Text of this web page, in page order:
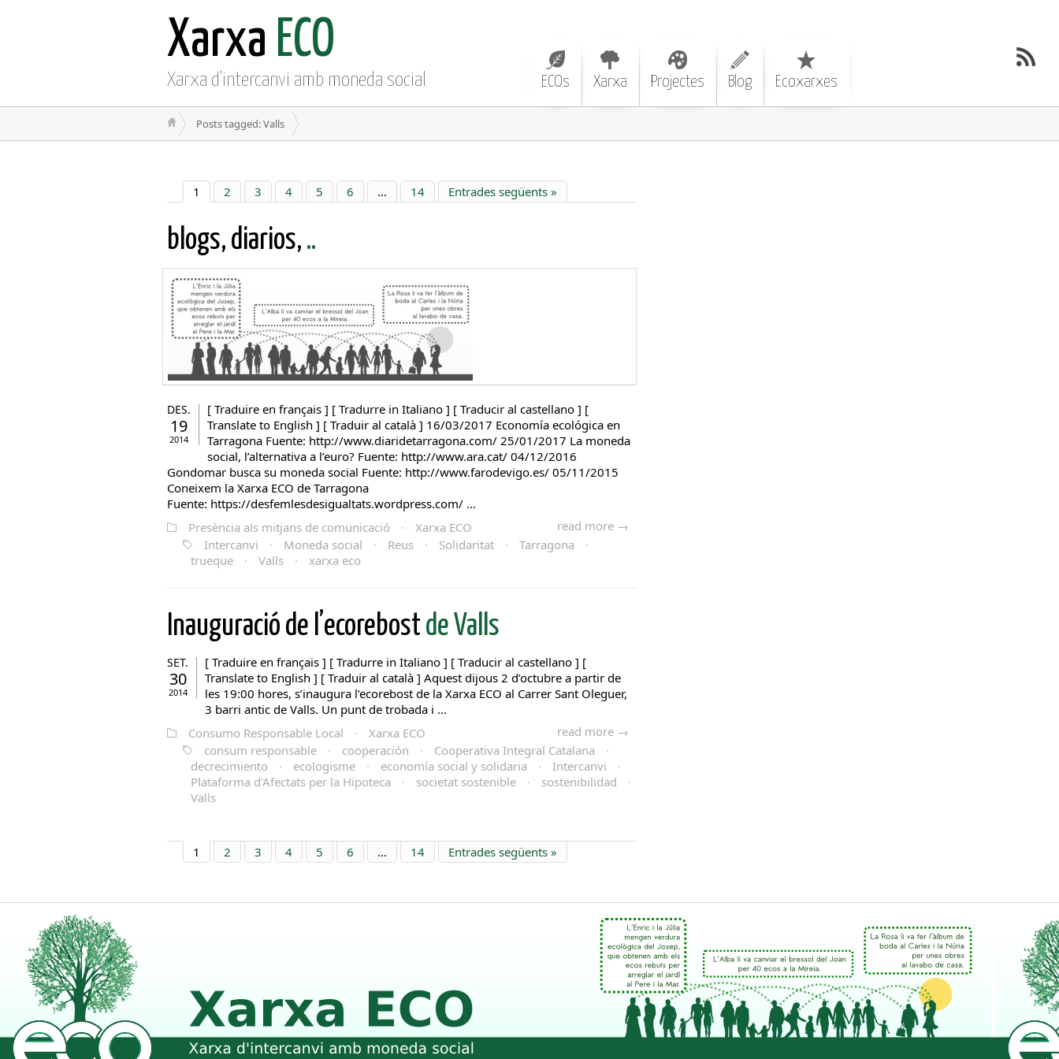
Xarxa ECO
Xarxa d'intercanvi amb moneda social ECOs Xarxa Projectes Blog Ecoxarxes
Posts tagged: Valls
1 2 3 4 5 6 … 14 Entrades següents »
blogs, diarios, ..
DES.
19
2014
[ Traduire en français ] [ Tradurre in Italiano ] [ Traducir al castellano ] [
Translate to English ] [ Traduir al català ] 16/03/2017 Economía ecológica en
Tarragona Fuente: http://www.diaridetarragona.com/ 25/01/2017 La moneda
social, l’alternativa a l’euro? Fuente: http://www.ara.cat/ 04/12/2016
Gondomar busca su moneda social Fuente: http://www.farodevigo.es/ 05/11/2015
Coneixem la Xarxa ECO de Tarragona
Fuente: https://desfemlesdesigualtats.wordpress.com/ ...
read more →
Presència als mitjans de comunicació ·
Xarxa ECO
Intercanvi
· Moneda social · Reus · Solidaritat · Tarragona
·
trueque
· Valls · xarxa eco
Inauguració de l’ecorebost de Valls
SET.
30
2014
[ Traduire en français ] [ Tradurre in Italiano ] [ Traducir al castellano ] [
Translate to English ] [ Traduir al català ] Aquest dijous 2 d’octubre a partir de
les 19:00 hores, s’inaugura l’ecorebost de la Xarxa ECO al Carrer Sant Oleguer,
3 barri antic de Valls. Un punt de trobada i ...
read more →
Consumo Responsable Local ·
Xarxa ECO
consum responsable
· cooperación · Cooperativa Integral Catalana
·
decrecimiento
· ecologisme · economía social y solidaria · Intercanvi
·
Plataforma d'Afectats per la Hipoteca
· societat sostenible · sostenibilidad
·
Valls
1 2 3 4 5 6 … 14 Entrades següents »